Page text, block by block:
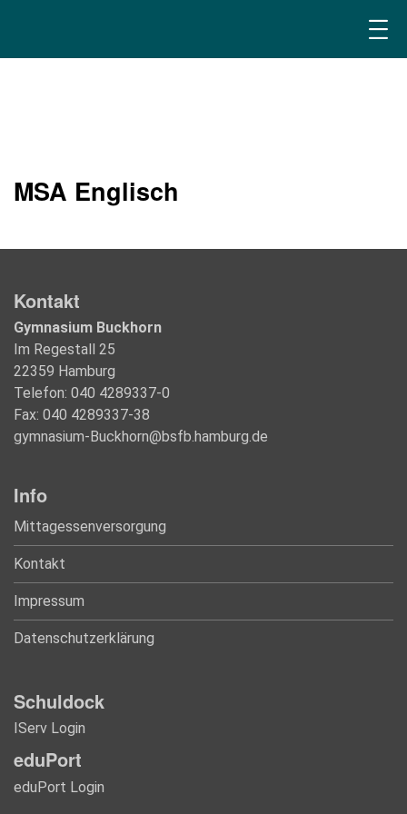
MSA Englisch
Kontakt
Gymnasium Buckhorn
Im Regestall 25
22359 Hamburg
Telefon: 040 4289337-0
Fax: 040 4289337-38
gymnasium-Buckhorn@bsfb.hamburg.de
Info
Mittagessenversorgung
Kontakt
Impressum
Datenschutzerklärung
Schuldock
IServ Login
eduPort
eduPort Login